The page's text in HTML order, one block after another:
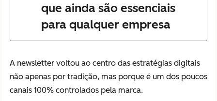
que ainda são essenciais
para qualquer empresa
A newsletter voltou ao centro das estratégias digitais
não apenas por tradição, mas porque é um dos poucos
canais 100% controlados pela marca.